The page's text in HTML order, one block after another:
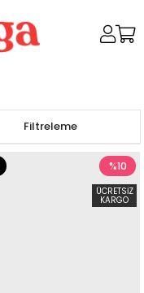
Filtreleme
%10
ÜCRETSIZ
KARGO